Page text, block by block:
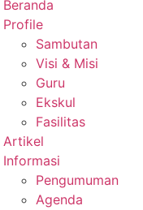
Beranda
Profile
Sambutan
Visi & Misi
Guru
Ekskul
Fasilitas
Artikel
Informasi
Pengumuman
Agenda